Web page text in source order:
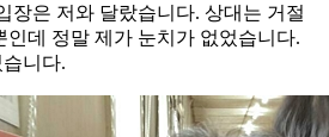
장은 저와 달랐습니다. 상대는 거절
인데 정말 제가 눈치가 없었습니다.
니다.